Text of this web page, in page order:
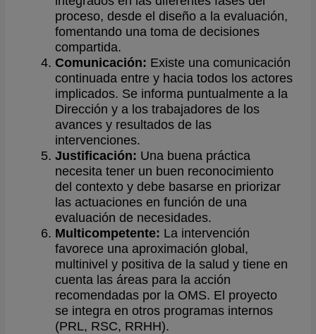
proceso, desde el diseño a la evaluación,
fomentando una toma de decisiones
compartida.
Comunicación: Existe una comunicación
continuada entre y hacia todos los actores
implicados. Se informa puntualmente a la
Dirección y a los trabajadores de los
avances y resultados de las
intervenciones.
Justificación: Una buena práctica
necesita tener un buen reconocimiento
del contexto y debe basarse en priorizar
las actuaciones en función de una
evaluación de necesidades.
Multicompetente: La intervención
favorece una aproximación global,
multinivel y positiva de la salud y tiene en
cuenta las áreas para la acción
recomendadas por la OMS. El proyecto
se integra en otros programas internos
(PRL, RSC, RRHH).